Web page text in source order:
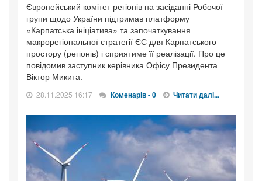
Європейський комітет регіонів на засіданні Робочої
групи щодо України підтримав платформу
«Карпатська ініціатива» та започаткування
макрорегіональної стратегії ЄС для Карпатського
простору (регіонів) і сприятиме її реалізації. Про це
повідомив заступник керівника Офісу Президента
Віктор Микита.
28.11.2025 16:17 Коменарів - 0 Читати далі...